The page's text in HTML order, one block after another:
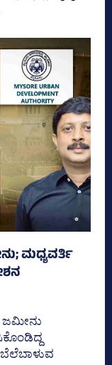
ಮಧ್ಯವರ್ತಿ